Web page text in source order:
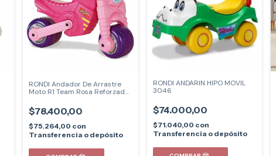
RONDI Andador De Arrastre
Moto R1 Team Rosa Reforzado
$78.400,00
$75.264,00 con
Transferencia o depósito
RONDI ANDARIN HIPO MOVIL
3046
$74.000,00
$71.040,00 con
Transferencia o depósito